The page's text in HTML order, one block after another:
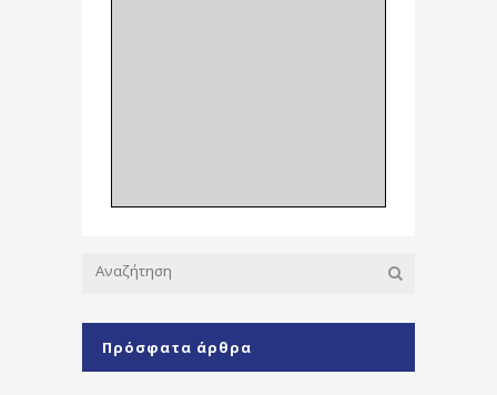
Πρόσφατα άρθρα